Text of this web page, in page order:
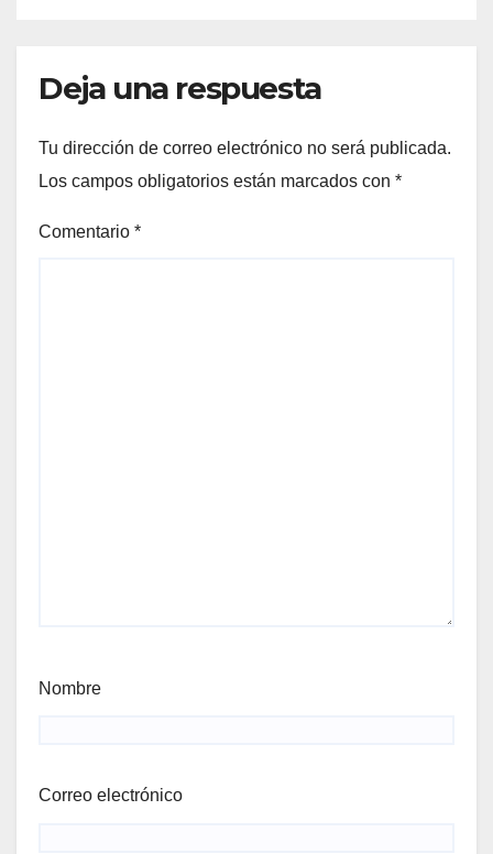
Deja una respuesta
Tu dirección de correo electrónico no será publicada.
Los campos obligatorios están marcados con *
Comentario *
Nombre
Correo electrónico